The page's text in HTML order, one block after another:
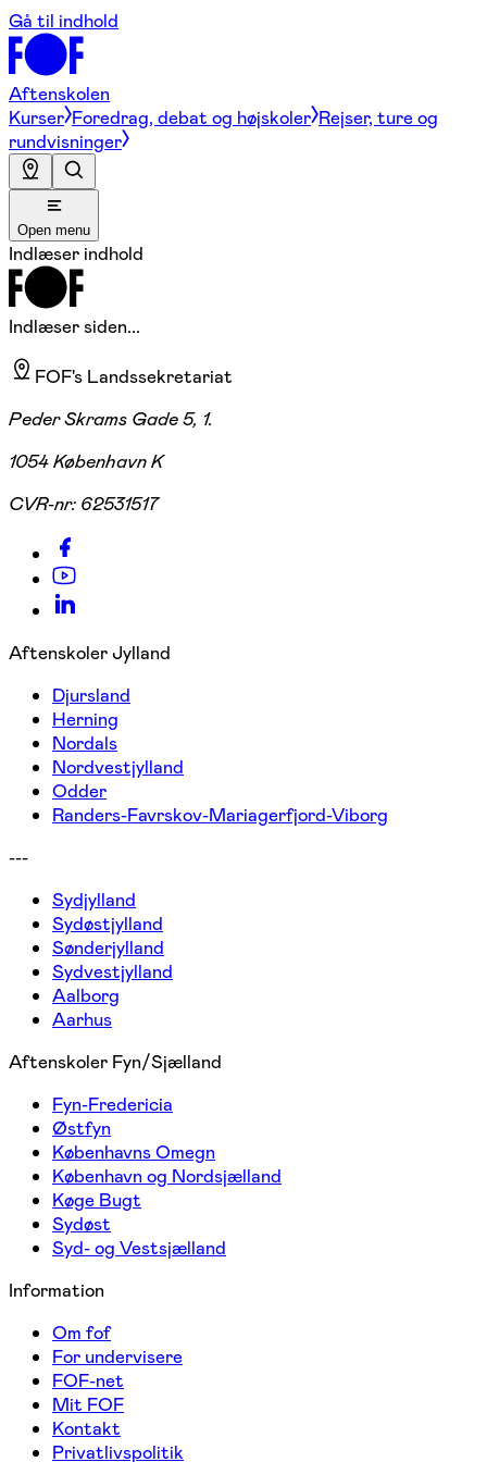
Gå til indhold
Aftenskolen
Kurser Foredrag, debat og højskoler Rejser, ture og
rundvisninger
Open menu
Indlæser indhold
Indlæser siden...
FOF's Landssekretariat
Peder Skrams Gade 5, 1.
1054 København K
CVR-nr: 62531517
Aftenskoler Jylland
Djursland
Herning
Nordals
Nordvestjylland
Odder
Randers-Favrskov-Mariagerfjord-Viborg
---
Sydjylland
Sydøstjylland
Sønderjylland
Sydvestjylland
Aalborg
Aarhus
Aftenskoler Fyn/Sjælland
Fyn-Fredericia
Østfyn
Københavns Omegn
København og Nordsjælland
Køge Bugt
Sydøst
Syd- og Vestsjælland
Information
Om fof
For undervisere
FOF-net
Mit FOF
Kontakt
Privatlivspolitik